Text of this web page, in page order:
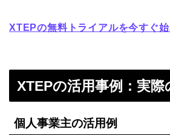
XTEPの無料トライアルを今すぐ始
XTEPの活用事例：実
個人事業主の活用例